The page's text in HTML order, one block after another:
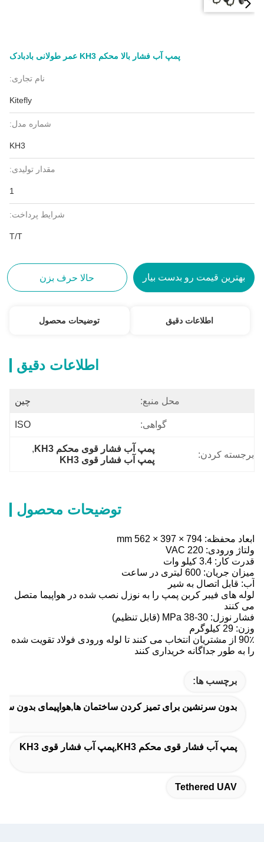
پمپ آب فشار بالا محکم KH3 عمر طولانی بادبادک
نام تجاری:
Kitefly
شماره مدل:
KH3
مقدار تولیدی:
1
شرایط پرداخت:
T/T
بهترین قیمت رو بدست بیار حالا حرف بزن
اطلاعات دقیق توضیحات محصول
اطلاعات دقیق
محل منبع: چین
گواهی: ISO
برجسته کردن:
پمپ آب فشار قوی محکم KH3
,
پمپ آب فشار قوی KH3
توضیحات محصول
ابعاد محفظه: 794 × 397 × 562 mm
ولتاژ ورودی: 220 VAC
قدرت کار: 3.4 کیلو وات
میزان جریان: 600 لیتری در ساعت
آب: قابل اتصال به شیر
لوله های فیبر کربن پمپ را به نوزل نصب شده در هواپیما متصل
می کنند
فشار نوزل: 30-38 MPa (قابل تنظیم)
وزن: 29 کیلوگرم
90٪ از مشتریان انتخاب می کنند تا لوله ورودی فولاد تقویت شده
را به طور جداگانه خریداری کنند
برچسب ها:
بدون سرنشین برای تمیز کردن ساختمان ها,هواپیمای بدون
پمپ آب فشار قوی محکم KH3,پمپ آب فشار قوی KH3
Tethered UAV